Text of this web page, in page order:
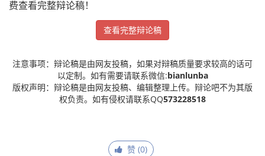
费查看完整辩论稿！
查看完整辩论稿
注意事项：辩论稿是由网友投稿，如果对辩稿质量要求较高的话可
以定制。如有需要请联系微信:bianlunba
版权声明：辩论稿是由网友投稿、编辑整理上传。辩论吧不为其版
权负责。如有侵权请联系QQ573228518
赞 (0)